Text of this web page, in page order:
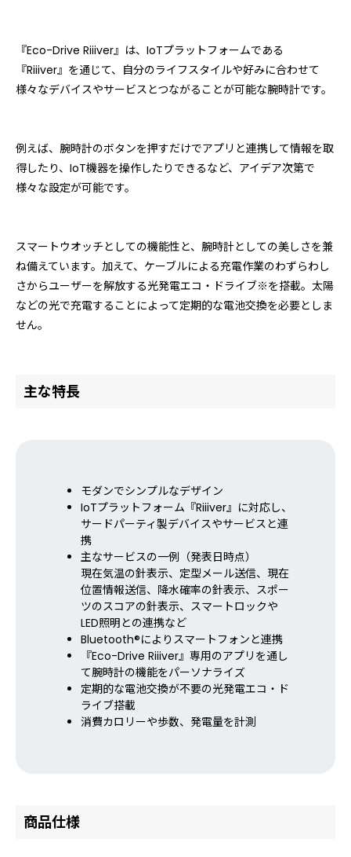
『Eco-Drive Riiiver』は、IoTプラットフォームである
『Riiiver』を通じて、自分のライフスタイルや好みに合わせて
様々なデバイスやサービスとつながることが可能な腕時計です。
例えば、腕時計のボタンを押すだけでアプリと連携して情報を取
得したり、IoT機器を操作したりできるなど、アイデア次第で
様々な設定が可能です。
スマートウオッチとしての機能性と、腕時計としての美しさを兼
ね備えています。加えて、ケーブルによる充電作業のわずらわし
さからユーザーを解放する光発電エコ・ドライブ※を搭載。太陽
などの光で充電することによって定期的な電池交換を必要としま
せん。
主な特長
モダンでシンプルなデザイン
IoTプラットフォーム『Riiiver』に対応し、
サードパーティ製デバイスやサービスと連
携
主なサービスの一例（発表日時点）
現在気温の針表示、定型メール送信、現在
位置情報送信、降水確率の針表示、スポー
ツのスコアの針表示、スマートロックや
LED照明との連携など
Bluetooth®によりスマートフォンと連携
『Eco-Drive Riiiver』専用のアプリを通し
て腕時計の機能をパーソナライズ
定期的な電池交換が不要の光発電エコ・ド
ライブ搭載
消費カロリーや歩数、発電量を計測
商品仕様